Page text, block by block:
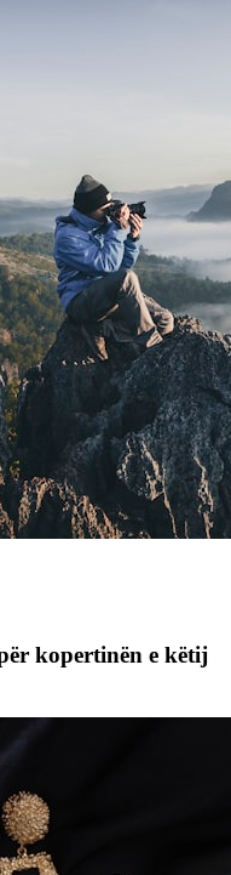
kopertinën e këtij